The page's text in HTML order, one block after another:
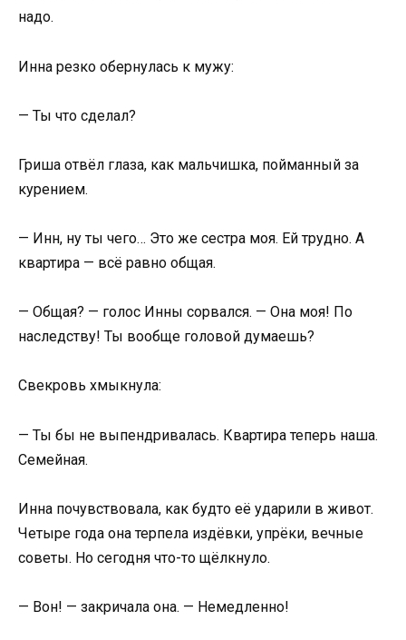
надо.
Инна резко обернулась к мужу:
— Ты что сделал?
Гриша отвёл глаза, как мальчишка, пойманный за
курением.
— Инн, ну ты чего… Это же сестра моя. Ей трудно. А
квартира — всё равно общая.
— Общая? — голос Инны сорвался. — Она моя! По
наследству! Ты вообще головой думаешь?
Свекровь хмыкнула:
— Ты бы не выпендривалась. Квартира теперь наша.
Семейная.
Инна почувствовала, как будто её ударили в живот.
Четыре года она терпела издёвки, упрёки, вечные
советы. Но сегодня что-то щёлкнуло.
— Вон! — закричала она. — Немедленно!